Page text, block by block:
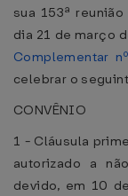
sua 153ª
dia 21 de março
Complementar
celebrar o
CONVÊNIO
1 - Cláusula
autorizado a
devido, em 10